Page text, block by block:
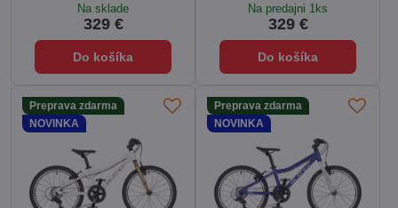
Na sklade
329 €
Do košíka
Na predajni 1ks
329 €
Do košíka
Preprava zdarma
NOVINKA
Preprava zdarma
NOVINKA